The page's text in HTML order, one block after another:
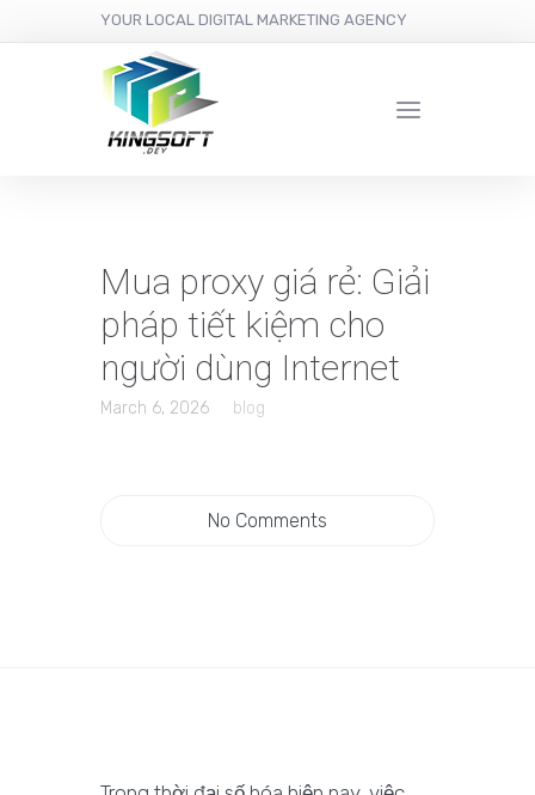
YOUR LOCAL DIGITAL MARKETING AGENCY
Mua proxy giá rẻ: Giải
pháp tiết kiệm cho
người dùng Internet
March 6, 2026 blog
No Comments